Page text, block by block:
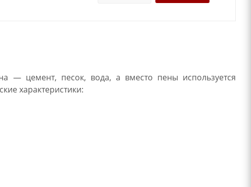
— цемент, песок, вода, а вместо пены используется
характеристики: